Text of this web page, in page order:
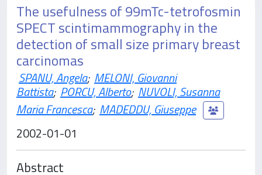
The usefulness of 99mTc-tetrofosmin
SPECT scintimammography in the
detection of small size primary breast
carcinomas
SPANU, Angela; MELONI, Giovanni
Battista; PORCU, Alberto; NUVOLI, Susanna
Maria Francesca; MADEDDU, Giuseppe
2002-01-01
Abstract